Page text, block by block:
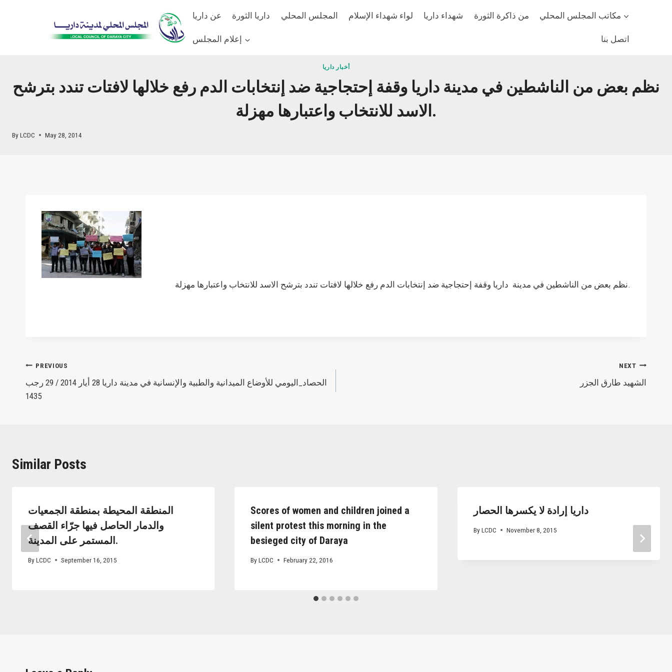
عن داريا داريا الثورة المجلس المحلي لواء شهداء الإسلام شهداء داريا من ذاكرة الثورة مكاتب المجلس المحلي
إعلام المجلس اتصل بنا
أخبار داريا
نظم بعض من الناشطين في مدينة داريا وقفة إحتجاجية ضد إنتخابات الدم رفع خلالها لافتات تندد بترشح
الاسد للانتخاب واعتبارها مهزلة.
ByLCDC May 28, 2014
نظم بعض من الناشطين في مدينة داريا وقفة إحتجاجية ضد إنتخابات الدم رفع خلالها لافتات تندد بترشح الاسد للانتخاب واعتبارها مهزلة.
Post
navigation
PREVIOUS
الحصاد_اليومي للأوضاع الميدانية والطبية والإنسانية في مدينة داريا 28 أيار 2014 / 29 رجب
1435
NEXT
الشهيد طارق الجزر
Similar Posts
المنطقة المحيطة بمنطقة الجمعيات
والدمار الحاصل فيها جرّاء القصف
المستمر على المدينة.
ByLCDC September 16, 2015
Scores of women and children joined a
silent protest this morning in the
besieged city of Daraya
By LCDC February 22, 2016
‏داريا إرادة لا يكسرها الحصار‬
By LCDC November 8, 2015